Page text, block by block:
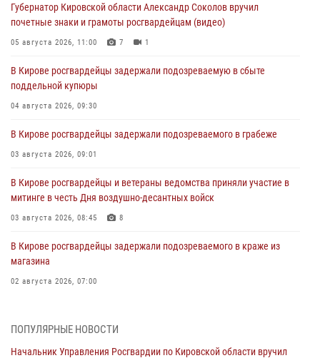
Губернатор Кировской области Александр Соколов вручил
почетные знаки и грамоты росгвардейцам (видео)
05 августа 2026, 11:00 7 1
В Кирове росгвардейцы задержали подозреваемую в сбыте
поддельной купюры
04 августа 2026, 09:30
В Кирове росгвардейцы задержали подозреваемого в грабеже
03 августа 2026, 09:01
В Кирове росгвардейцы и ветераны ведомства приняли участие в
митинге в честь Дня воздушно-десантных войск
03 августа 2026, 08:45 8
В Кирове росгвардейцы задержали подозреваемого в краже из
магазина
02 августа 2026, 07:00
Российской Федерации
ПОПУЛЯРНЫЕ НОВОСТИ
Начальник Управления Росгвардии по Кировской области вручил